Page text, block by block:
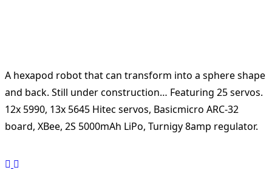
A hexapod robot that can transform into a sphere shape
and back. Still under construction… Featuring 25 servos.
12x 5990, 13x 5645 Hitec servos, Basicmicro ARC-32
board, XBee, 2S 5000mAh LiPo, Turnigy 8amp regulator.